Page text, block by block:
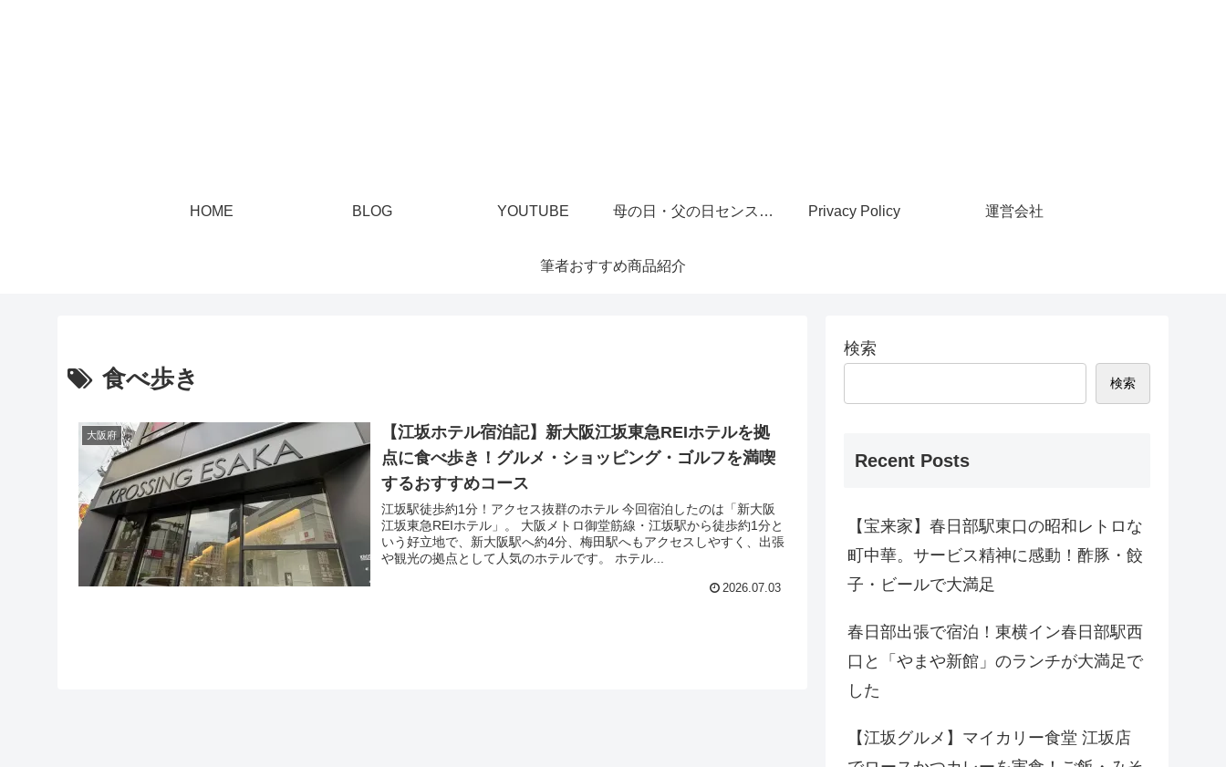
HOME BLOG YOUTUBE 母の日・父の日センスあるプレゼント Privacy Policy 運営会社
筆者おすすめ商品紹介
食べ歩き
大阪府
【江坂ホテル宿泊記】新大阪江坂東急REIホテルを拠
点に食べ歩き！グルメ・ショッピング・ゴルフを満喫
するおすすめコース
江坂駅徒歩約1分！アクセス抜群のホテル 今回宿泊したのは「新大阪
江坂東急REIホテル」。 大阪メトロ御堂筋線・江坂駅から徒歩約1分と
いう好立地で、新大阪駅へ約4分、梅田駅へもアクセスしやすく、出張
や観光の拠点として人気のホテルです。 ホテル...
2026.07.03
検索
検索
Recent Posts
【宝来家】春日部駅東口の昭和レトロな
町中華。サービス精神に感動！酢豚・餃
子・ビールで大満足
春日部出張で宿泊！東横イン春日部駅西
口と「やまや新館」のランチが大満足で
した
【江坂グルメ】マイカリー食堂 江坂店